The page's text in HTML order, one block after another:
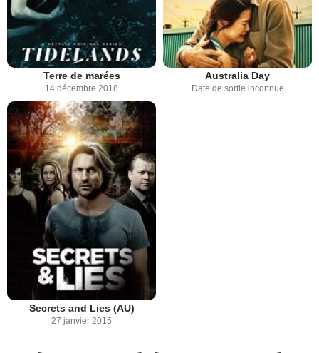
Terre de marées
14 décembre 2018
Australia Day
Date de sortie inconnue
Secrets and Lies (AU)
27 janvier 2015